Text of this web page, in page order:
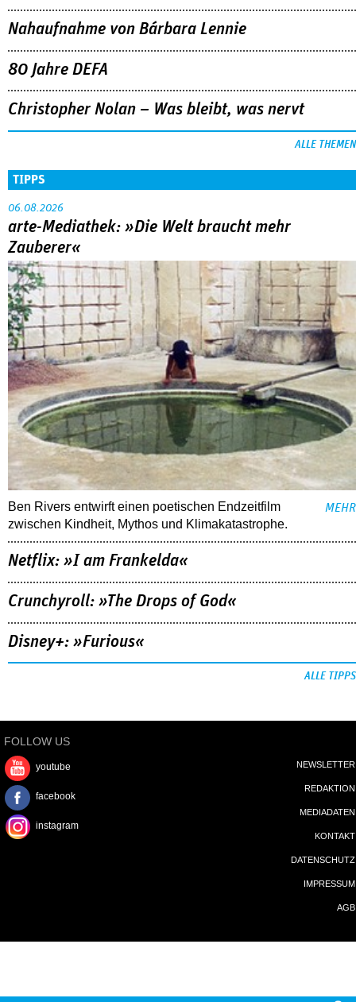
Nahaufnahme von Bárbara Lennie
80 Jahre DEFA
Christopher Nolan – Was bleibt, was nervt
ALLE THEMEN
TIPPS
06.08.2026
arte-Mediathek: »Die Welt braucht mehr
Zauberer«
Ben Rivers entwirft einen poetischen Endzeitfilm
zwischen Kindheit, Mythos und Klimakatastrophe.
MEHR
Netflix: »I am Frankelda«
Crunchyroll: »The Drops of God«
Disney+: »Furious«
ALLE TIPPS
FOLLOW US
youtube
facebook
instagram
NEWSLETTER
REDAKTION
MEDIADATEN
KONTAKT
DATENSCHUTZ
IMPRESSUM
AGB